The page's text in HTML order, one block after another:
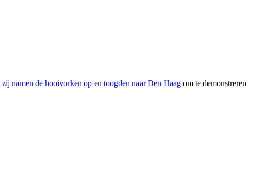
zij namen de hooivorken op en toogden naar Den Haag om te demonstreren